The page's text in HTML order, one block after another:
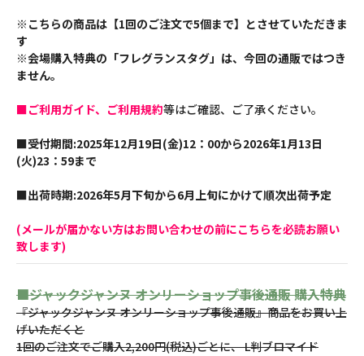
※こちらの商品は【1回のご注文で5個まで】とさせていただきま
す
※会場購入特典の「フレグランスタグ」は、今回の通販ではつき
ません。
■ご利用ガイド、ご利用規約等はご確認、ご了承ください。
■受付期間:2025年12月19日(金)12：00から2026年1月13日
(火)23：59まで
■出荷時期:2026年5月下旬から6月上旬にかけて順次出荷予定
(メールが届かない方はお問い合わせの前にこちらを必読お願い
致します)
■ジャックジャンヌ オンリーショップ事後通販 購入特典
『ジャックジャンヌ オンリーショップ事後通販』商品をお買い上
げいただくと
1回のご注文でご購入2,200円(税込)ごとに、 L判ブロマイド